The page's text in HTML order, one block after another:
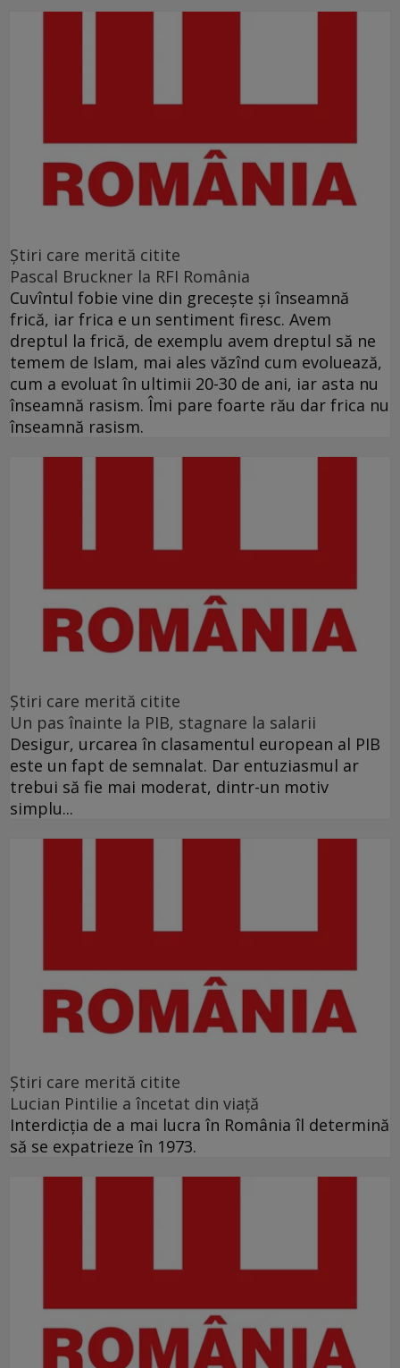
Ştiri care merită citite
Pascal Bruckner la RFI România
Cuvîntul fobie vine din grecește și înseamnă
frică, iar frica e un sentiment firesc. Avem
dreptul la frică, de exemplu avem dreptul să ne
temem de Islam, mai ales văzînd cum evoluează,
cum a evoluat în ultimii 20-30 de ani, iar asta nu
înseamnă rasism. Îmi pare foarte rău dar frica nu
înseamnă rasism.
Ştiri care merită citite
Un pas înainte la PIB, stagnare la salarii
Desigur, urcarea în clasamentul european al PIB
este un fapt de semnalat. Dar entuziasmul ar
trebui să fie mai moderat, dintr-un motiv
simplu...
Ştiri care merită citite
Lucian Pintilie a încetat din viață
Interdicţia de a mai lucra în România îl determină
să se expatrieze în 1973.